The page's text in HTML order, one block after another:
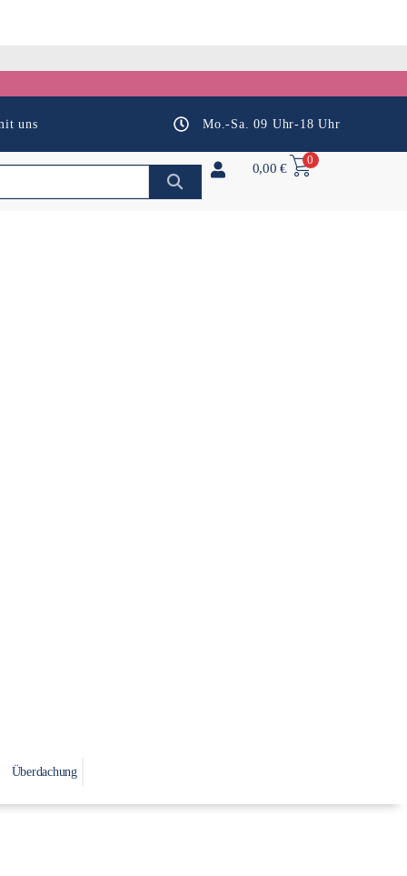
uns Mo.-Sa. 09 Uhr-18 Uhr
0,00€
0
Überdachung